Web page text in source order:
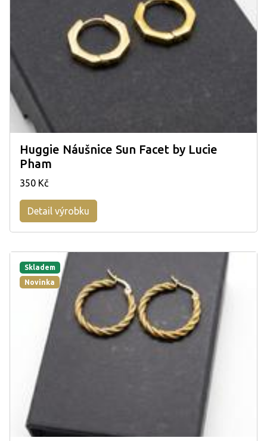
Huggie Náušnice Sun Facet by Lucie
Pham
350 Kč
Detail výrobku
Skladem
Novinka